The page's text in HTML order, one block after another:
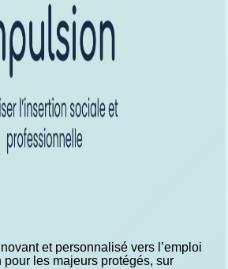
et personnalisé vers l’emploi
pour les majeurs protégés, sur